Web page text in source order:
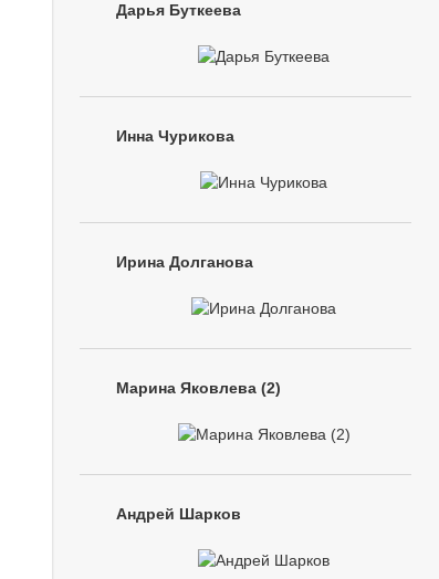
Дарья Буткеева
Инна Чурикова
Ирина Долганова
Марина Яковлева (2)
Андрей Шарков